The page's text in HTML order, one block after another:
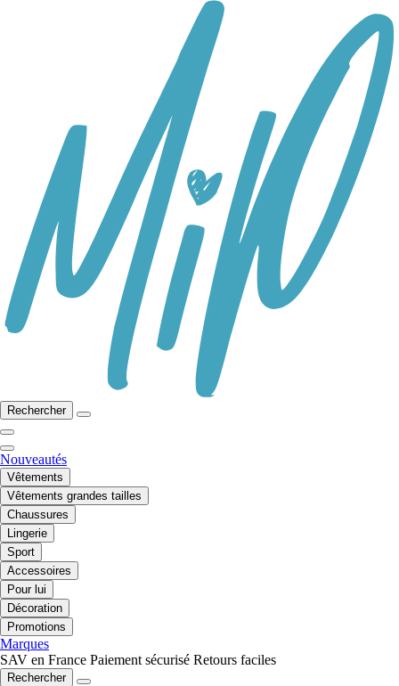
Rechercher
Nouveautés
Vêtements
Vêtements grandes tailles
Chaussures
Lingerie
Sport
Accessoires
Pour lui
Décoration
Promotions
Marques
SAV en France Paiement sécurisé Retours faciles
Rechercher